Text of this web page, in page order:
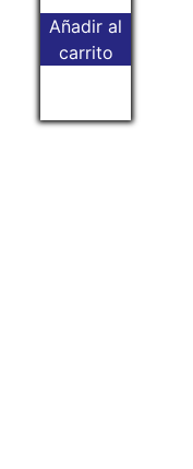
Añadir al
carrito